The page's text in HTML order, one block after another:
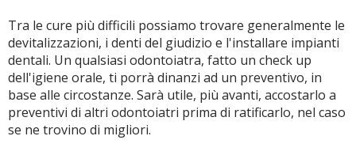
Tra le cure più difficili possiamo trovare generalmente le
devitalizzazioni, i denti del giudizio e l'installare impianti
dentali. Un qualsiasi odontoiatra, fatto un check up
dell'igiene orale, ti porrà dinanzi ad un preventivo, in
base alle circostanze. Sarà utile, più avanti, accostarlo a
preventivi di altri odontoiatri prima di ratificarlo, nel caso
se ne trovino di migliori.